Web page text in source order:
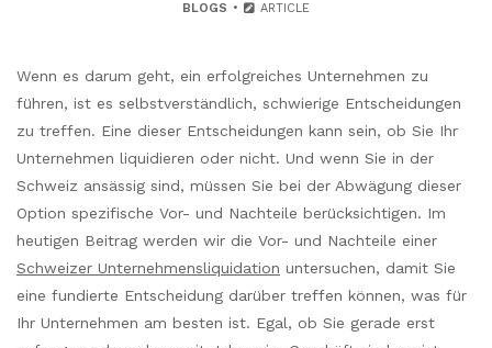
BLOGS ARTICLE
Wenn es darum geht, ein erfolgreiches Unternehmen zu
führen, ist es selbstverständlich, schwierige Entscheidungen
zu treffen. Eine dieser Entscheidungen kann sein, ob Sie Ihr
Unternehmen liquidieren oder nicht. Und wenn Sie in der
Schweiz ansässig sind, müssen Sie bei der Abwägung dieser
Option spezifische Vor- und Nachteile berücksichtigen. Im
heutigen Beitrag werden wir die Vor- und Nachteile einer
Schweizer Unternehmensliquidation untersuchen, damit Sie
eine fundierte Entscheidung darüber treffen können, was für
Ihr Unternehmen am besten ist. Egal, ob Sie gerade erst